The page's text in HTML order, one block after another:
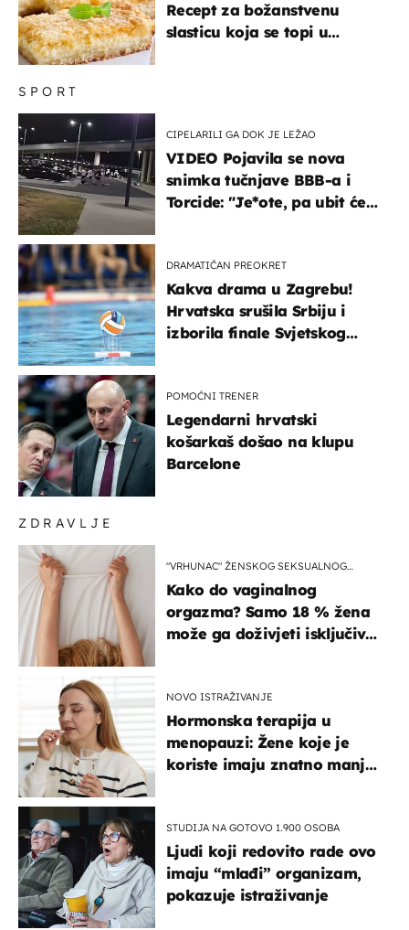
ZDRAVLJE
"VRHUNAC" ŽENSKOG SEKSUALNOG
Kako do vaginalnog
orgazma? Samo 18 % žena
može ga doživjeti isključivo
NOVO ISTRAŽIVANJE
Hormonska terapija u
menopauzi: Žene koje je
koriste imaju znatno manji
STUDIJA NA GOTOVO 1.900 OSOBA
Ljudi koji redovito rade ovo
imaju “mlađi” organizam,
pokazuje istraživanje
SPORT
CIPELARILI GA DOK JE LEŽAO
VIDEO Pojavila se nova
snimka tučnjave BBB-a i
Torcide: "Je*ote, pa ubit će
DRAMATIČAN PREOKRET
Kakva drama u Zagrebu!
Hrvatska srušila Srbiju i
izborila finale Svjetskog
POMOĆNI TRENER
Legendarni hrvatski
košarkaš došao na klupu
Barcelone
Recept za božanstvenu
slasticu koja se topi u